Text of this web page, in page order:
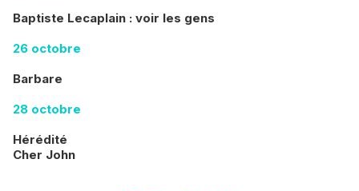
Baptiste Lecaplain : voir les gens
26 octobre
Barbare
28 octobre
Hérédité
Cher John